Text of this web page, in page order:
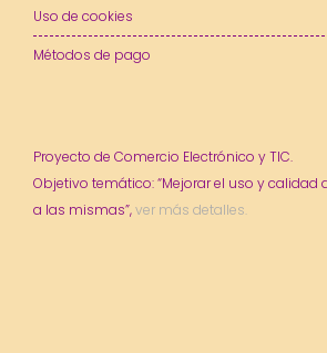
Uso de cookies
Métodos de pago
Proyecto de Comercio Electrónico y TIC.
Objetivo temático: “Mejorar el uso y calidad
a las mismas”,ver más detalles.